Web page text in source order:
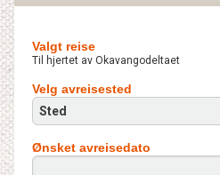
Valgt reise
Til hjertet av Okavangodeltaet
Velg avreisested
Sted
Ønsket avreisedato